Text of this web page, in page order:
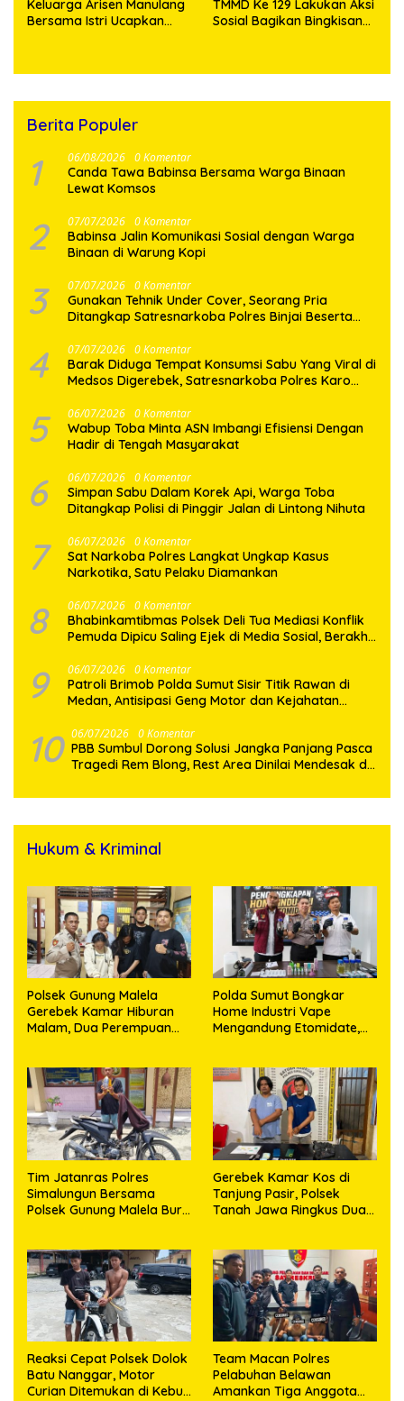
Keluarga Arisen Manulang
Bersama Istri Ucapkan
TMMD Ke 129 Lakukan Aksi
Sosial Bagikan Bingkisan
Berita Populer
1 06/08/2026 0 Komentar
Canda Tawa Babinsa Bersama Warga Binaan
Lewat Komsos
2 07/07/2026 0 Komentar
Babinsa Jalin Komunikasi Sosial dengan Warga
Binaan di Warung Kopi
3 07/07/2026 0 Komentar
Gunakan Tehnik Under Cover, Seorang Pria
Ditangkap Satresnarkoba Polres Binjai Beserta
4 07/07/2026 0 Komentar
Barak Diduga Tempat Konsumsi Sabu Yang Viral di
Medsos Digerebek, Satresnarkoba Polres Karo
5 06/07/2026 0 Komentar
Wabup Toba Minta ASN Imbangi Efisiensi Dengan
Hadir di Tengah Masyarakat
6 06/07/2026 0 Komentar
Simpan Sabu Dalam Korek Api, Warga Toba
Ditangkap Polisi di Pinggir Jalan di Lintong Nihuta
7 06/07/2026 0 Komentar
Sat Narkoba Polres Langkat Ungkap Kasus
Narkotika, Satu Pelaku Diamankan
8 06/07/2026 0 Komentar
Bhabinkamtibmas Polsek Deli Tua Mediasi Konflik
Pemuda Dipicu Saling Ejek di Media Sosial, Berakhir
9 06/07/2026 0 Komentar
Patroli Brimob Polda Sumut Sisir Titik Rawan di
Medan, Antisipasi Geng Motor dan Kejahatan
10 06/07/2026 0 Komentar
PBB Sumbul Dorong Solusi Jangka Panjang Pasca
Tragedi Rem Blong, Rest Area Dinilai Mendesak di
Hukum & Kriminal
Polsek Gunung Malela
Gerebek Kamar Hiburan
Malam, Dua Perempuan
Polda Sumut Bongkar
Home Industri Vape
Mengandung Etomidate,
Tim Jatanras Polres
Simalungun Bersama
Polsek Gunung Malela Buru
Bekuk Tersangka
Gerebek Kamar Kos di
Tanjung Pasir, Polsek
Tanah Jawa Ringkus Dua
Reaksi Cepat Polsek Dolok
Batu Nanggar, Motor
Curian Ditemukan di Kebun
Team Macan Polres
Pelabuhan Belawan
Amankan Tiga Anggota